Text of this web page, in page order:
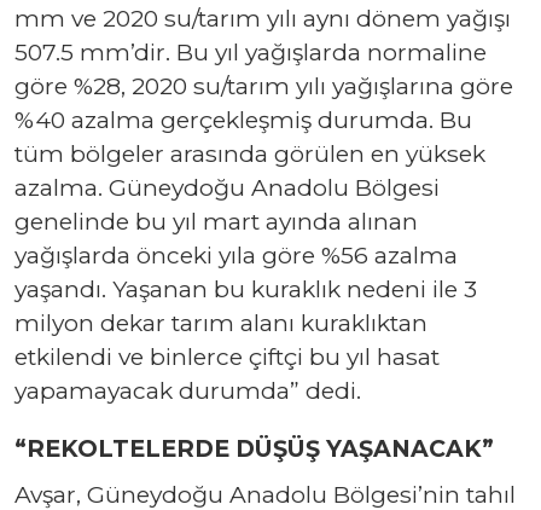
mm ve 2020 su/tarım yılı aynı dönem yağışı
507.5 mm’dir. Bu yıl yağışlarda normaline
göre %28, 2020 su/tarım yılı yağışlarına göre
%40 azalma gerçekleşmiş durumda. Bu
tüm bölgeler arasında görülen en yüksek
azalma. Güneydoğu Anadolu Bölgesi
genelinde bu yıl mart ayında alınan
yağışlarda önceki yıla göre %56 azalma
yaşandı. Yaşanan bu kuraklık nedeni ile 3
milyon dekar tarım alanı kuraklıktan
etkilendi ve binlerce çiftçi bu yıl hasat
yapamayacak durumda” dedi.
“REKOLTELERDE DÜŞÜŞ YAŞANACAK”
Avşar, Güneydoğu Anadolu Bölgesi’nin tahıl